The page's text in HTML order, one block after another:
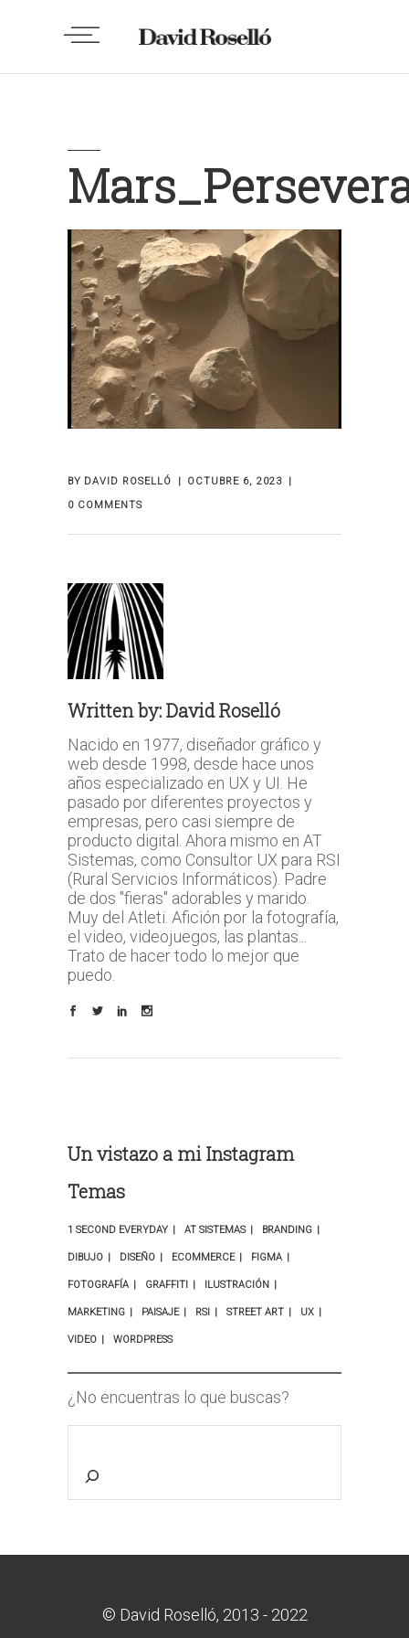
BY DAVID ROSELLÓ
OCTUBRE 6, 2023
0 COMMENTS
Written by:David Roselló
Nacido en 1977, diseñador gráfico y
web desde 1998, desde hace unos
años especializado en UX y UI. He
pasado por diferentes proyectos y
empresas, pero casi siempre de
producto digital. Ahora mismo en AT
Sistemas, como Consultor UX para RSI
(Rural Servicios Informáticos). Padre
de dos "fieras" adorables y marido.
Muy del Atleti. Afición por la fotografía,
el video, videojuegos, las plantas...
Trato de hacer todo lo mejor que
puedo.
Un vistazo a mi Instagram
Temas
1 SECOND EVERYDAY AT SISTEMAS BRANDING
DIBUJO DISEÑO ECOMMERCE FIGMA
FOTOGRAFÍA GRAFFITI ILUSTRACIÓN
MARKETING PAISAJE RSI STREET ART UX
VIDEO WORDPRESS
¿No encuentras lo que buscas?
© David Roselló, 2013 - 2022